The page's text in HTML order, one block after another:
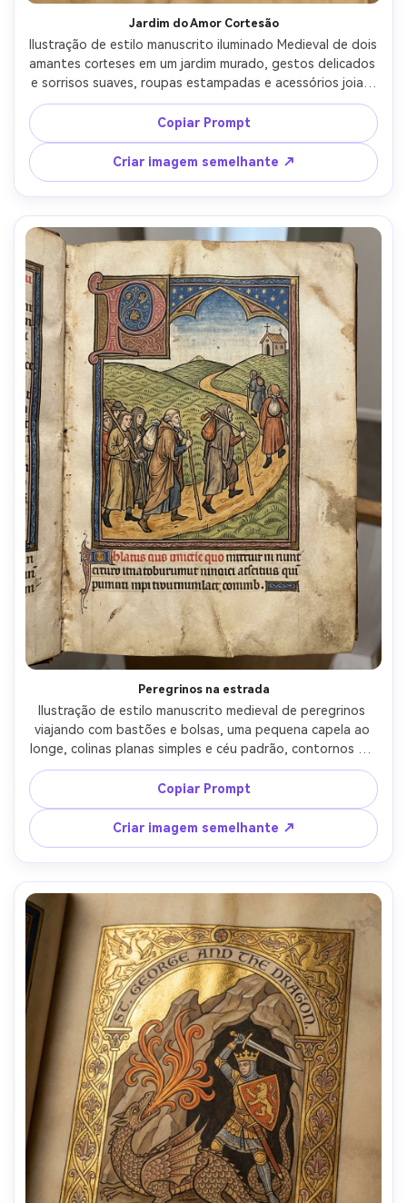
Jardim do Amor Cortesão
Ilustração de estilo manuscrito iluminado Medieval de dois
amantes corteses em um jardim murado, gestos delicados
e sorrisos suaves, roupas estampadas e acessórios joias,
flores estilizadas e treliça, sotaques de folhas de ouro
em ornamentos de cabelo, borda ornamentada com
pássaros e videiras, atmosfera cavalheira romântica,
composição refinada como um livro de cenas de horas,
lente de 85mm, profundidade de campo rasa, iluminação
cinematográfica suave-AR 4:5
Copiar Prompt
Criar imagem semelhante ↗
Peregrinos na estrada
Ilustração de estilo manuscrito medieval de peregrinos
viajando com bastões e bolsas, uma pequena capela ao
longe, colinas planas simples e céu padrão, contornos de
tinta com lavagens coloridas, blocos de texto iniciais e
rubricados decorados, textura de pergaminho
desgastada, humilde humor esperançoso, composição de
painel narrativo com autenticidade medieval, lente de
85mm, profundidade de campo rasa, iluminação
cinematográfica suave-AR 4:5
Copiar Prompt
Criar imagem semelhante ↗